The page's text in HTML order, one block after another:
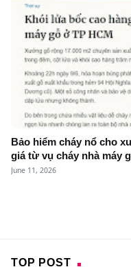
Bảo hiểm cháy nổ cho
giá từ vụ cháy nhà máy
June 11, 2026
TOP POST